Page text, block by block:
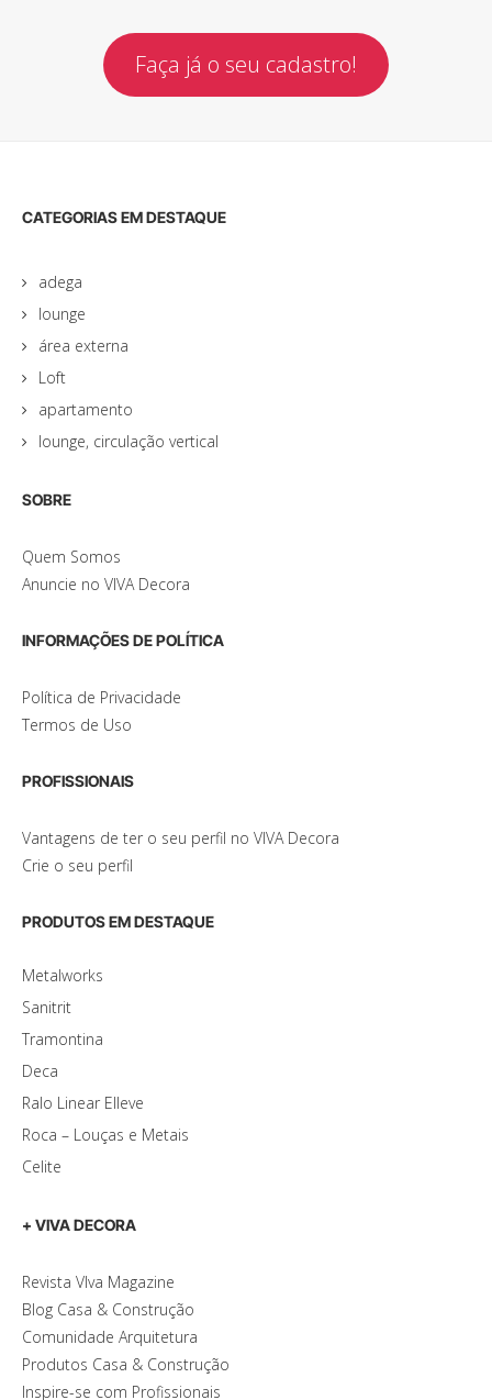
Faça já o seu cadastro!
CATEGORIAS EM DESTAQUE
adega
lounge
área externa
Loft
apartamento
lounge, circulação vertical
SOBRE
Quem Somos
Anuncie no VIVA Decora
INFORMAÇÕES DE POLÍTICA
Política de Privacidade
Termos de Uso
PROFISSIONAIS
Vantagens de ter o seu perfil no VIVA Decora
Crie o seu perfil
PRODUTOS EM DESTAQUE
Metalworks
Sanitrit
Tramontina
Deca
Ralo Linear Elleve
Roca – Louças e Metais
Celite
+ VIVA DECORA
Revista VIva Magazine
Blog Casa & Construção
Comunidade Arquitetura
Produtos Casa & Construção
Inspire-se com Profissionais